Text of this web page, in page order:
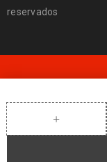
reservados